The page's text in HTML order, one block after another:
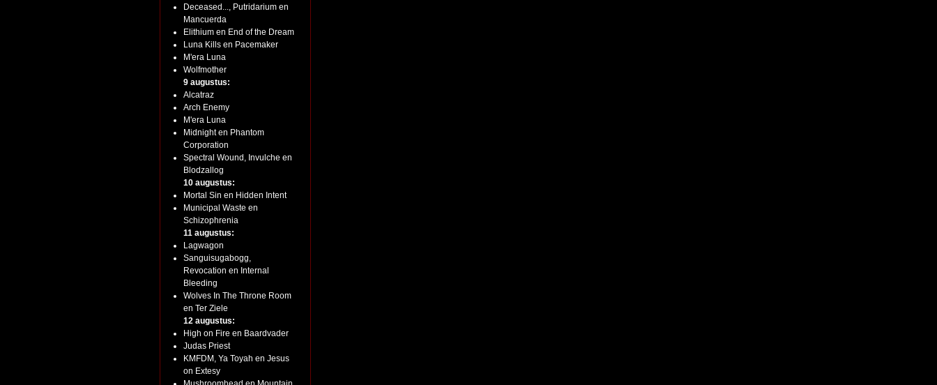
Deceased..., Putridarium en
Mancuerda
Elithium en End of the Dream
Luna Kills en Pacemaker
M'era Luna
Wolfmother
9 augustus:
Alcatraz
Arch Enemy
M'era Luna
Midnight en Phantom
Corporation
Spectral Wound, Invulche en
Blodzallog
10 augustus:
Mortal Sin en Hidden Intent
Municipal Waste en
Schizophrenia
11 augustus:
Lagwagon
Sanguisugabogg,
Revocation en Internal
Bleeding
Wolves In The Throne Room
en Ter Ziele
12 augustus:
High on Fire en Baardvader
Judas Priest
KMFDM, Ya Toyah en Jesus
on Extesy